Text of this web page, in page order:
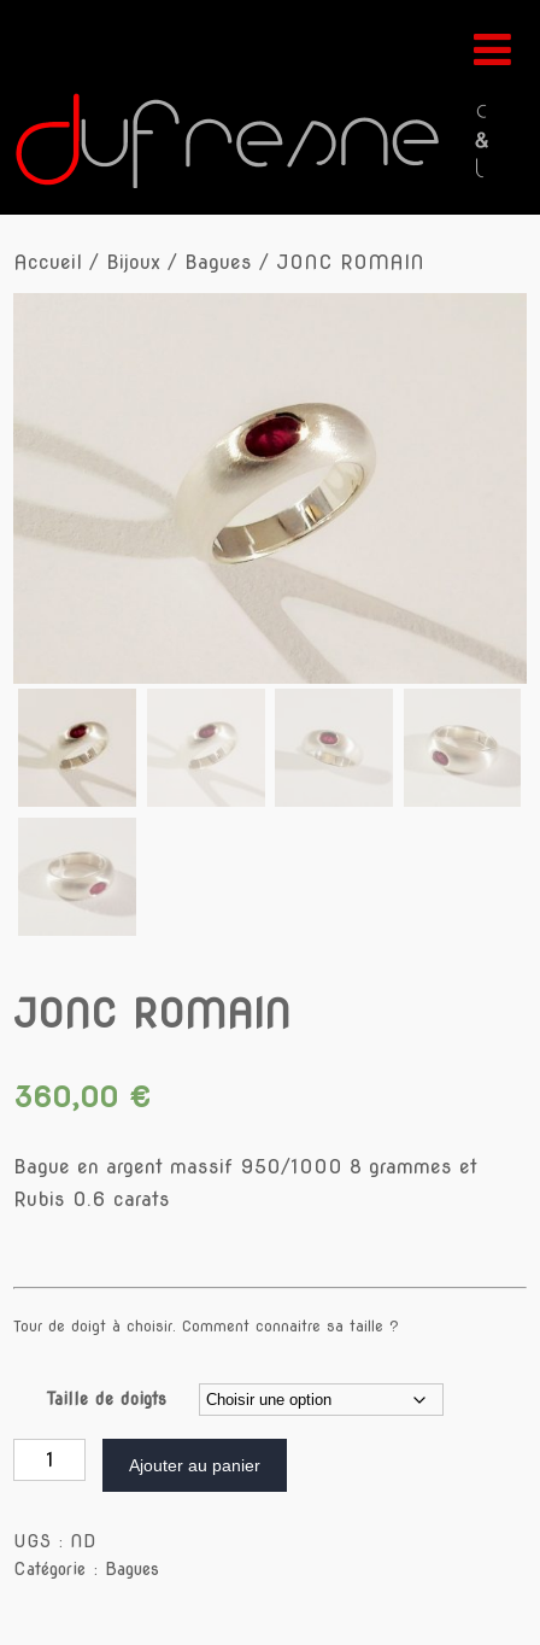
Accueil / Bijoux / Bagues / JONC ROMAIN
JONC ROMAIN
360,00 €
Bague en argent massif 950/1000 8 grammes et
Rubis 0.6 carats
Tour de doigt à choisir.Comment connaitre sa taille ?
Taille de doigts
quantité
Ajouter au panier
UGS : ND
Catégorie : Bagues